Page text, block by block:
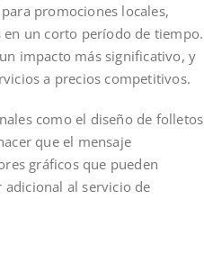
promociones locales,
un corto período de tiempo.
impacto más significativo, y
a precios competitivos.
como el diseño de folletos
que el mensaje
gráficos que pueden
al servicio de